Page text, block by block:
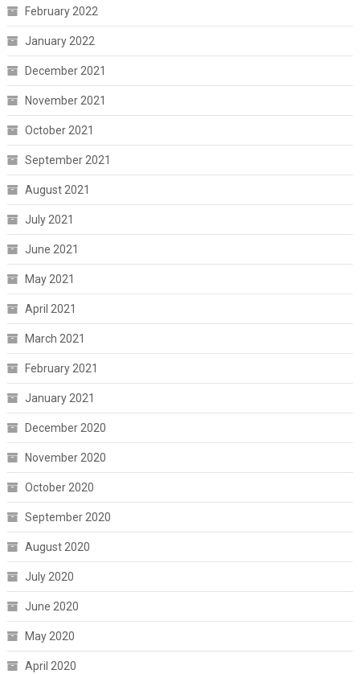
February 2022
January 2022
December 2021
November 2021
October 2021
September 2021
August 2021
July 2021
June 2021
May 2021
April 2021
March 2021
February 2021
January 2021
December 2020
November 2020
October 2020
September 2020
August 2020
July 2020
June 2020
May 2020
April 2020